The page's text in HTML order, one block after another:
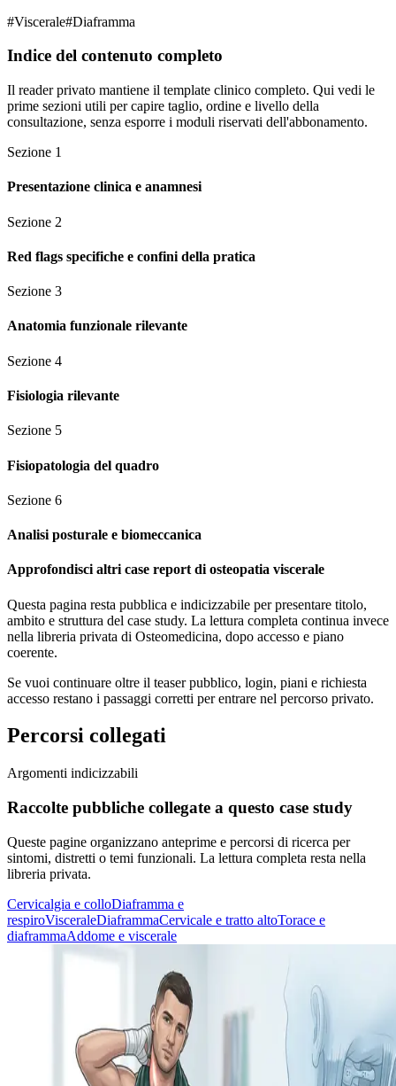
#Viscerale#Diaframma
Indice del contenuto completo
Il reader privato mantiene il template clinico completo. Qui vedi le
prime sezioni utili per capire taglio, ordine e livello della
consultazione, senza esporre i moduli riservati dell'abbonamento.
Sezione 1
Presentazione clinica e anamnesi
Sezione 2
Red flags specifiche e confini della pratica
Sezione 3
Anatomia funzionale rilevante
Sezione 4
Fisiologia rilevante
Sezione 5
Fisiopatologia del quadro
Sezione 6
Analisi posturale e biomeccanica
Approfondisci altri case report di osteopatia viscerale
Questa pagina resta pubblica e indicizzabile per presentare titolo,
ambito e struttura del case study. La lettura completa continua invece
nella libreria privata di Osteomedicina, dopo accesso e piano
coerente.
Se vuoi continuare oltre il teaser pubblico, login, piani e richiesta
accesso restano i passaggi corretti per entrare nel percorso privato.
Percorsi collegati
Argomenti indicizzabili
Raccolte pubbliche collegate a questo case study
Queste pagine organizzano anteprime e percorsi di ricerca per
sintomi, distretti o temi funzionali. La lettura completa resta nella
libreria privata.
Cervicalgia e colloDiaframma e
respiroVisceraleDiaframmaCervicale e tratto altoTorace e
diaframmaAddome e viscerale